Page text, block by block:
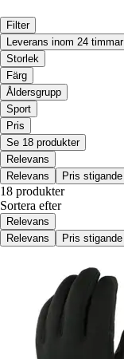
Filter
Leverans inom 24 timmar
Storlek
Färg
Åldersgrupp
Sport
Pris
Se 18 produkter
Relevans
Relevans
Pris stigande
18 produkter
Sortera efter
Relevans
Relevans
Pris stigande